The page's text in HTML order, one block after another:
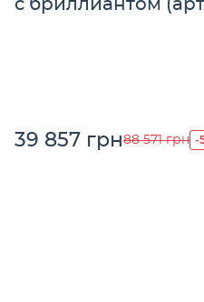
с бриллиантом
39 857 грн88 571 грн -